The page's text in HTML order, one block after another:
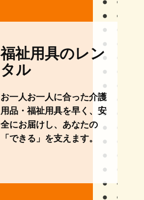
福祉用具のレン
タル
お一人お一人に合った介護
用品・福祉用具を早く、安
全にお届けし、あなたの
「できる」を支えます。